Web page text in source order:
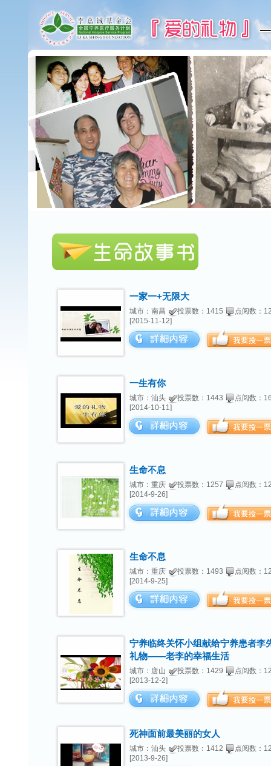
一家一+无限大
城市：南昌 投票数：1415
点阅数：
[2015-11-12]
一生有你
城市：汕头 投票数：1443
点阅数：
[2014-10-11]
生命不息
城市：重庆 投票数：1257
点阅数：
[2014-9-26]
生命不息
城市：重庆 投票数：1493
点阅数：
[2014-9-25]
宁养临终关怀小组献给宁养患者李
礼物——老李的幸福生活
城市：唐山 投票数：1429
点阅数：
[2013-12-2]
死神面前最美丽的女人
城市：汕头 投票数：1412
点阅数：
[2013-9-26]